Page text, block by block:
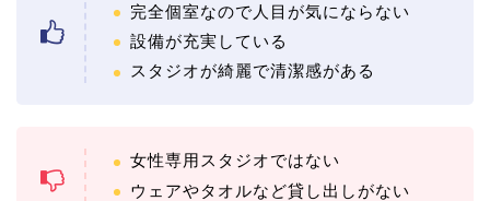
完全個室なので人目が気にならない
設備が充実している
スタジオが綺麗で清潔感がある
女性専用スタジオではない
ウェアやタオルなど貸し出しがない